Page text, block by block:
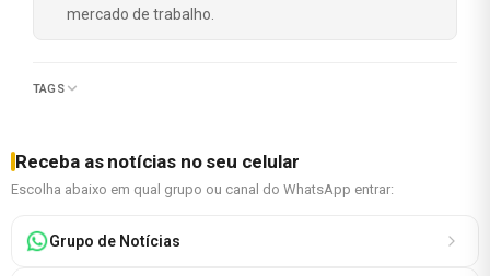
mercado de trabalho.
TAGS
Receba as notícias no seu celular
Escolha abaixo em qual grupo ou canal do WhatsApp entrar:
Grupo de Notícias